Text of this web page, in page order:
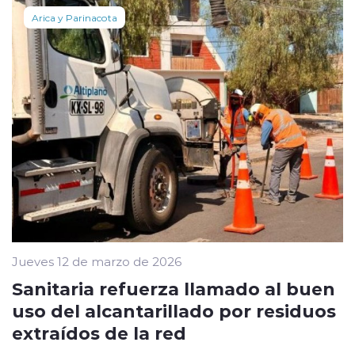
Arica y Parinacota
Jueves 12 de marzo de 2026
Sanitaria refuerza llamado al buen
uso del alcantarillado por residuos
extraídos de la red